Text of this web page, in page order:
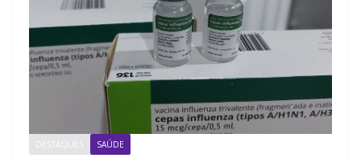
DESTAQUES SAÚDE